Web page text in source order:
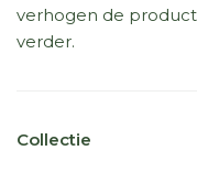
verhogen de
verder.
Collectie